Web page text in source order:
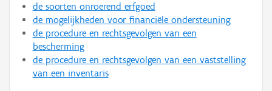
de soorten onroerend erfgoed
de mogelijkheden voor financiële ondersteuning
de procedure en rechtsgevolgen van een
bescherming
de procedure en rechtsgevolgen van een vaststelling
van een inventaris